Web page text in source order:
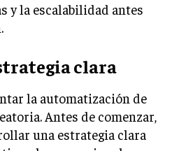
BENEFICIOS
ORGANIZACIONAL
y la escalabilidad antes
clara
la automatización de
Antes de comenzar,
una estrategia clara